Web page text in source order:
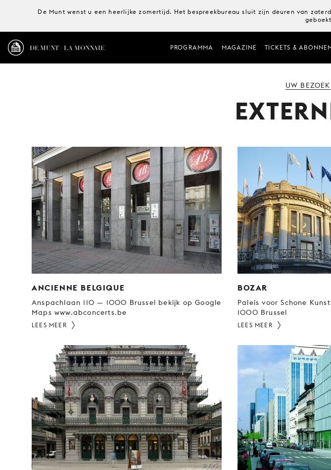
De Munt wenst u een heerlijke zomertijd. Het bespreekbureau sluit zijn deuren van
DE MUNT / LA MONNAIE PROGRAMMA MAGAZINE TICKETS &
UW BEZOEK
ANCIENNE BELGIQUE
Anspachlaan 110 — 1000 Brussel bekijk op Google
Maps www.abconcerts.be
LEES MEER
BOZAR
Paleis voor Schone
1000 Brussel
LEES MEER
© KVS